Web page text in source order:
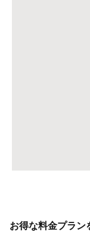
お得な料金プラン